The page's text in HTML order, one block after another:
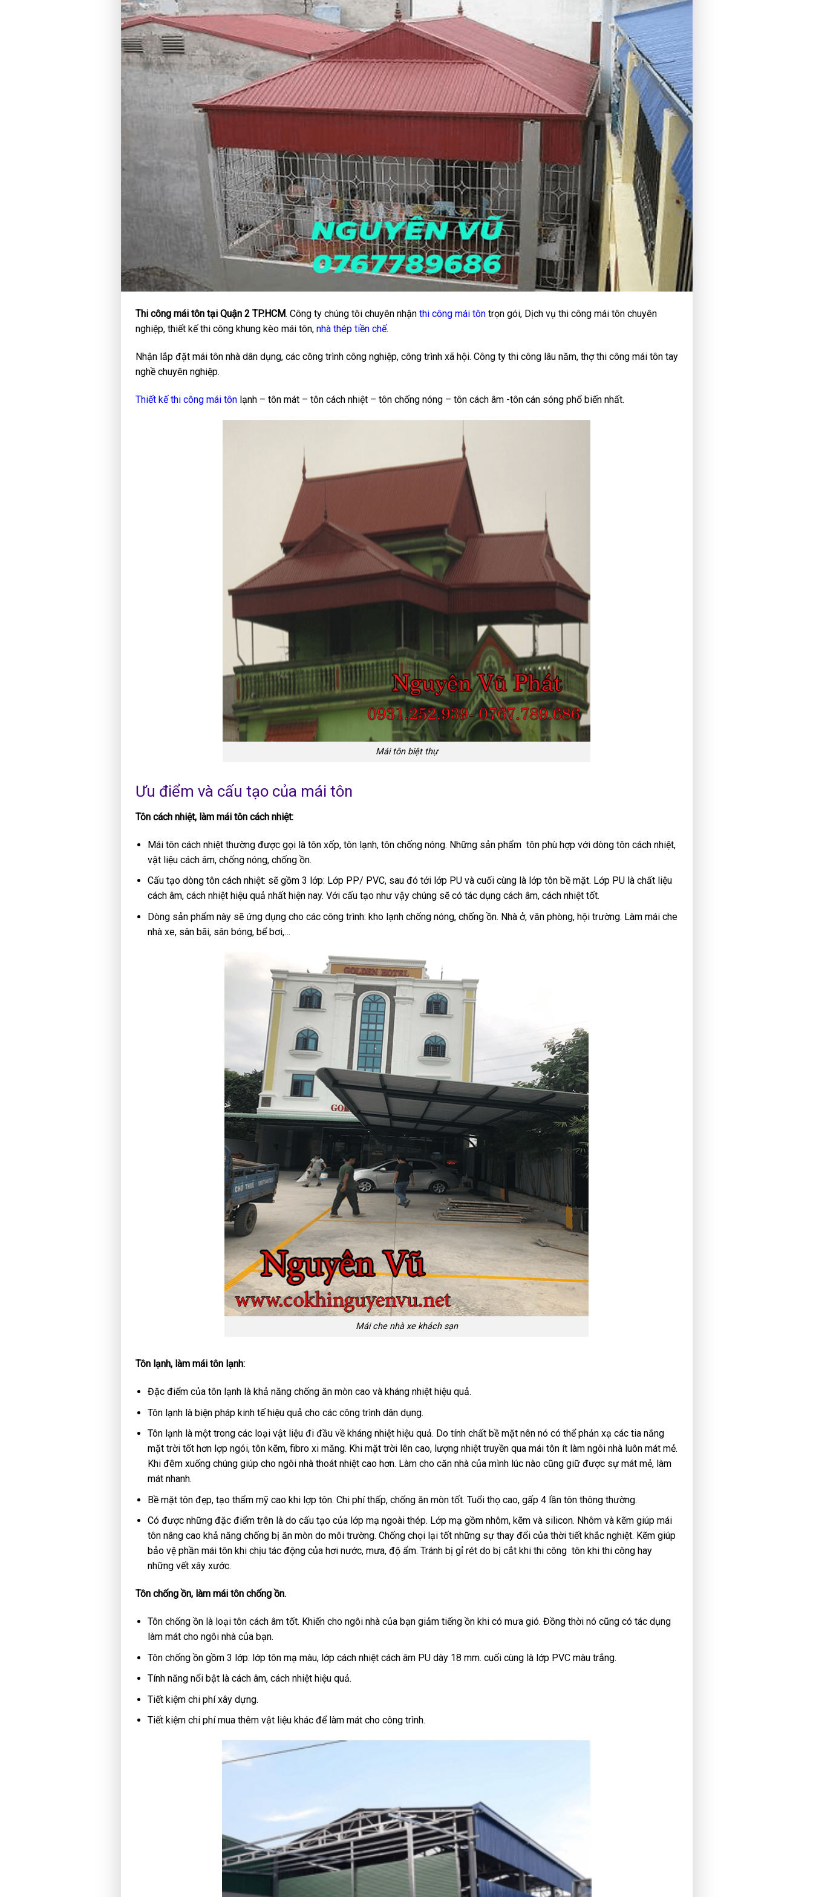
Thi công mái tôn tại Quận 2 TP.HCM. Công ty chúng tôi chuyên nhận thi công mái tôntrọn gói, Dịch vụ thi công mái tôn chuyên
nghiệp, thiết kế thi công khung kèo mái tôn,nhà thép tiền chế.
Nhận lắp đặt mái tôn nhà dân dụng, các công trình công nghiệp, công trình xã hội. Công ty thi công lâu năm, thợ thi công mái tôn tay
nghề chuyên nghiệp.
Thiết kế thi công mái tônlạnh – tôn mát – tôn cách nhiệt – tôn chống nóng – tôn cách âm -tôn cán sóng phổ biến nhất.
Mái tôn biệt thự
Ưu điểm và cấu tạo của mái tôn
Tôn cách nhiệt, làm mái tôn cách nhiệt:
Mái tôn cách nhiệt thường được gọi là tôn xốp, tôn lạnh, tôn chống nóng. Những sản phẩm tôn phù hợp với dòng tôn cách nhiệt,
vật liệu cách âm, chống nóng, chống ồn.
Cấu tạo dòng tôn cách nhiệt: sẽ gồm 3 lớp: Lớp PP/ PVC, sau đó tới lớp PU và cuối cùng là lớp tôn bề mặt. Lớp PU là chất liệu
cách âm, cách nhiệt hiệu quả nhất hiện nay. Với cấu tạo như vậy chúng sẽ có tác dụng cách âm, cách nhiệt tốt.
Dòng sản phẩm này sẽ ứng dụng cho các công trình: kho lạnh chống nóng, chống ồn. Nhà ở, văn phòng, hội trường. Làm mái che
nhà xe, sân bãi, sân bóng, bể bơi,…
Mái che nhà xe khách sạn
Tôn lạnh, làm mái tôn lạnh:
Đặc điểm của tôn lạnh là khả năng chống ăn mòn cao và kháng nhiệt hiệu quả.
Tôn lạnh là biện pháp kinh tế hiệu quả cho các công trình dân dụng.
Tôn lạnh là một trong các loại vật liệu đi đầu về kháng nhiệt hiệu quả. Do tính chất bề mặt nên nó có thể phản xạ các tia nắng
mặt trời tốt hơn lợp ngói, tôn kẽm, fibro xi măng. Khi mặt trời lên cao, lượng nhiệt truyền qua mái tôn ít làm ngôi nhà luôn mát mẻ.
Khi đêm xuống chúng giúp cho ngôi nhà thoát nhiệt cao hơn. Làm cho căn nhà của mình lúc nào cũng giữ được sự mát mẻ, làm
mát nhanh.
Bề mặt tôn đẹp, tạo thẩm mỹ cao khi lợp tôn. Chi phí thấp, chống ăn mòn tốt. Tuổi thọ cao, gấp 4 lần tôn thông thường.
Có được những đặc điểm trên là do cấu tạo của lớp mạ ngoài thép. Lớp mạ gồm nhôm, kẽm và silicon. Nhôm và kẽm giúp mái
tôn nâng cao khả năng chống bị ăn mòn do môi trường. Chống chọi lại tốt những sự thay đổi của thời tiết khắc nghiệt. Kẽm giúp
bảo vệ phần mái tôn khi chịu tác động của hơi nước, mưa, độ ẩm. Tránh bị gỉ rét do bị cắt khi thi công tôn khi thi công hay
những vết xây xước.
Tôn chống ồn, làm mái tôn chốngồn.
Tôn chống ồn là loại tôn cách âm tốt. Khiến cho ngôi nhà của bạn giảm tiếng ồn khi có mưa gió. Đồng thời nó cũng có tác dụng
làm mát cho ngôi nhà của bạn.
Tôn chống ồn gồm 3 lớp: lớp tôn mạ màu, lớp cách nhiệt cách âm PU dày 18 mm. cuối cùng là lớp PVC màu trắng.
Tính năng nổi bật là cách âm, cách nhiệt hiệu quả.
Tiết kiệm chi phí xây dựng.
Tiết kiệm chi phí mua thêm vật liệu khác để làm mát cho công trình.